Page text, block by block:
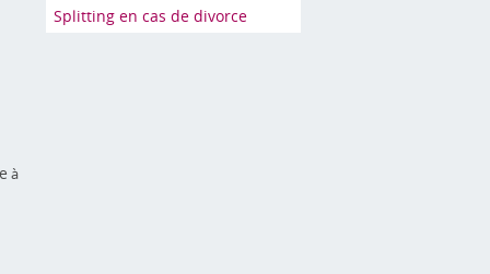
à
Splitting en cas de divorce